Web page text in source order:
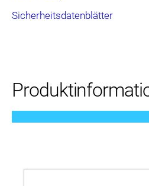
Sicherheitsdatenblätter